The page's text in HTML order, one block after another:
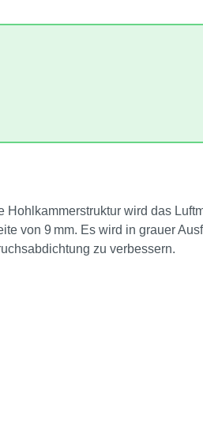
wird das
von 9 mm. Es wird in grauer
zu verbessern.